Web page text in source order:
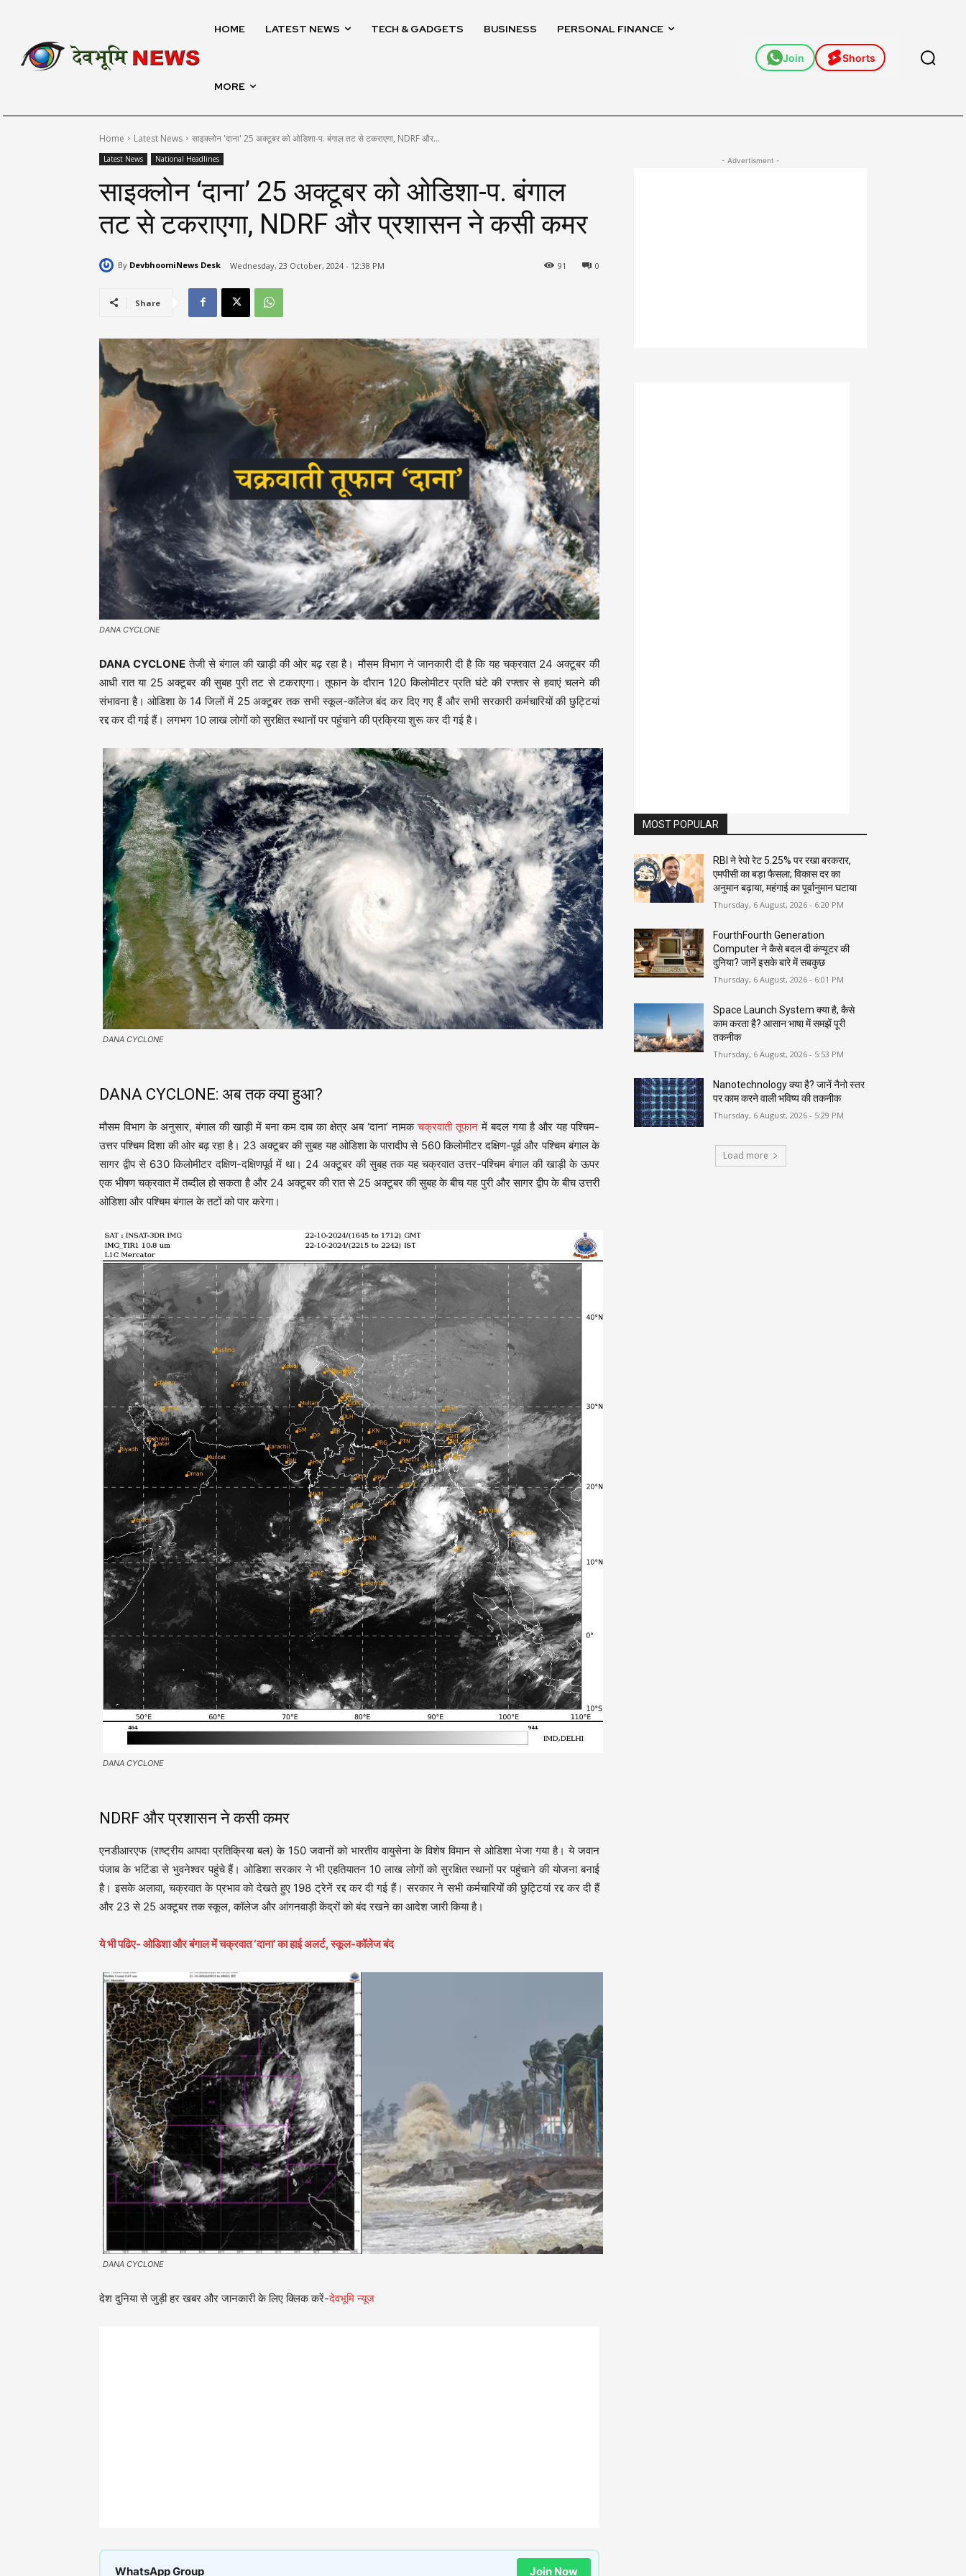
HOME LATEST NEWS TECH & GADGETS BUSINESS PERSONAL FINANCE
MORE
Join Shorts
Home Latest News साइक्लोन 'दाना' 25 अक्टूबर को ओडिशा-प. बंगाल तट से टकराएगा, NDRF और...
Latest News National Headlines
साइक्लोन ‘दाना’ 25 अक्टूबर को ओडिशा-प. बंगाल
तट से टकराएगा, NDRF और प्रशासन ने कसी कमर
By DevbhoomiNews Desk Wednesday, 23 October, 2024 - 12:38 PM 0
91
Share
DANA CYCLONE
DANA CYCLONE तेजी से बंगाल की खाड़ी की ओर बढ़ रहा है। मौसम विभाग ने जानकारी दी है कि यह चक्रवात 24 अक्टूबर की
आधी रात या 25 अक्टूबर की सुबह पुरी तट से टकराएगा। तूफान के दौरान 120 किलोमीटर प्रति घंटे की रफ्तार से हवाएं चलने की
संभावना है। ओडिशा के 14 जिलों में 25 अक्टूबर तक सभी स्कूल-कॉलेज बंद कर दिए गए हैं और सभी सरकारी कर्मचारियों की छुट्टियां
रद्द कर दी गई हैं। लगभग 10 लाख लोगों को सुरक्षित स्थानों पर पहुंचाने की प्रक्रिया शुरू कर दी गई है।
DANA CYCLONE
DANA CYCLONE: अब तक क्या हुआ?
मौसम विभाग के अनुसार, बंगाल की खाड़ी में बना कम दाब का क्षेत्र अब ‘दाना’ नामकचक्रवाती तूफान में बदल गया है और यह पश्चिम-
उत्तर पश्चिम दिशा की ओर बढ़ रहा है। 23 अक्टूबर की सुबह यह ओडिशा के पारादीप से 560 किलोमीटर दक्षिण-पूर्व और पश्चिम बंगाल के
सागर द्वीप से 630 किलोमीटर दक्षिण-दक्षिणपूर्व में था। 24 अक्टूबर की सुबह तक यह चक्रवात उत्तर-पश्चिम बंगाल की खाड़ी के ऊपर
एक भीषण चक्रवात में तब्दील हो सकता है और 24 अक्टूबर की रात से 25 अक्टूबर की सुबह के बीच यह पुरी और सागर द्वीप के बीच उत्तरी
ओडिशा और पश्चिम बंगाल के तटों को पार करेगा।
DANA CYCLONE
NDRF और प्रशासन ने कसी कमर
एनडीआरएफ (राष्ट्रीय आपदा प्रतिक्रिया बल) के 150 जवानों को भारतीय वायुसेना के विशेष विमान से ओडिशा भेजा गया है। ये जवान
पंजाब के भटिंडा से भुवनेश्वर पहुंचे हैं। ओडिशा सरकार ने भी एहतियातन 10 लाख लोगों को सुरक्षित स्थानों पर पहुंचाने की योजना बनाई
है। इसके अलावा, चक्रवात के प्रभाव को देखते हुए 198 ट्रेनें रद्द कर दी गई हैं। सरकार ने सभी कर्मचारियों की छुट्टियां रद्द कर दी हैं
और 23 से 25 अक्टूबर तक स्कूल, कॉलेज और आंगनवाड़ी केंद्रों को बंद रखने का आदेश जारी किया है।
ये भी पढिए- ओडिशा और बंगाल में चक्रवात ‘दाना’ का हाई अलर्ट, स्कूल-कॉलेज बंद
DANA CYCLONE
देश दुनिया से जुड़ी हर खबर और जानकारी के लिए क्लिक करें-देवभूमि न्यूज
WhatsApp Group Join Now
- Advertisment -
MOST POPULAR
RBI ने रेपो रेट 5.25% पर रखा बरकरार,
एमपीसी का बड़ा फैसला; विकास दर का
अनुमान बढ़ाया, महंगाई का पूर्वानुमान घटाया
Thursday, 6 August, 2026 - 6:20 PM
FourthFourth Generation
Computer ने कैसे बदल दी कंप्यूटर की
दुनिया? जानें इसके बारे में सबकुछ
Thursday, 6 August, 2026 - 6:01 PM
Space Launch System क्या है, कैसे
काम करता है? आसान भाषा में समझें पूरी
तकनीक
Thursday, 6 August, 2026 - 5:53 PM
Nanotechnology क्या है? जानें नैनो स्तर
पर काम करने वाली भविष्य की तकनीक
Thursday, 6 August, 2026 - 5:29 PM
Load more